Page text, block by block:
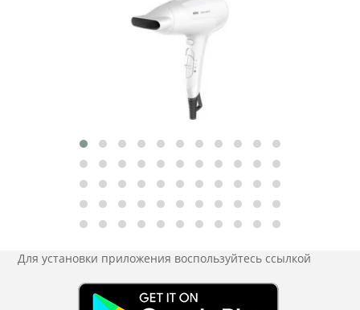
Для установки приложения воспользуйтесь ссылкой